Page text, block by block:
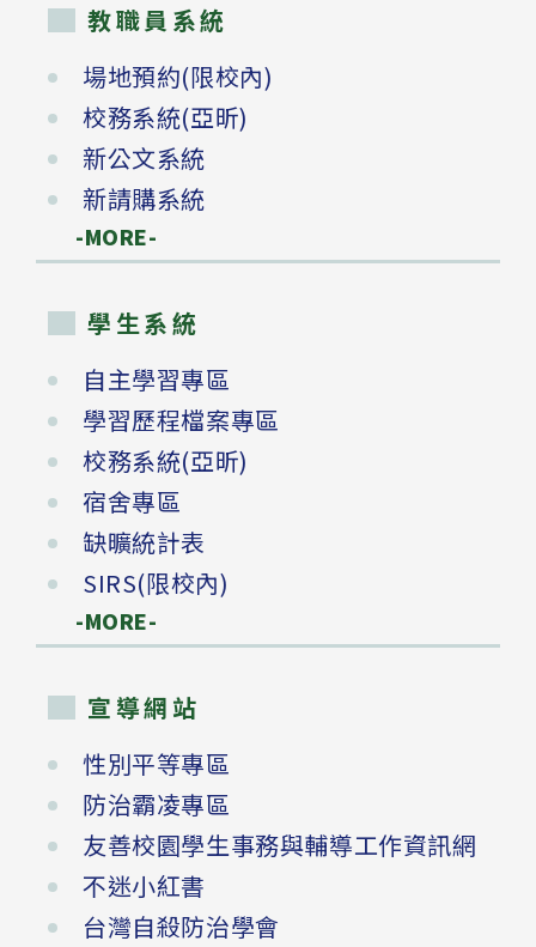
教職員系統
場地預約(限校內)
校務系統(亞昕)
新公文系統
新請購系統
-MORE-
學生系統
自主學習專區
學習歷程檔案專區
校務系統(亞昕)
宿舍專區
缺曠統計表
SIRS(限校內)
-MORE-
宣導網站
性別平等專區
防治霸凌專區
友善校園學生事務與輔導工作資訊網
不迷小紅書
台灣自殺防治學會